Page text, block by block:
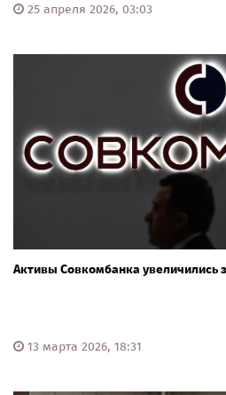
25 апреля 2026, 03:03
Активы Совкомбанка увеличились
13 марта 2026, 18:31